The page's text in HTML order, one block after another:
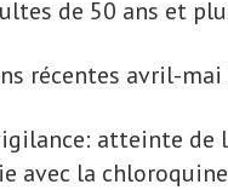
de 50 ans et
récentes avril-mai
atteinte de
avec la